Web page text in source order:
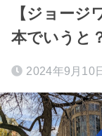
【ジョージ
本でいうと
2024年9月10